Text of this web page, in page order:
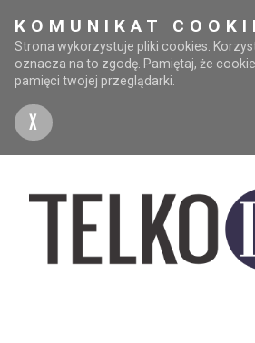
KOMUNIKAT
Strona wykorzystuje pliki cookies.
oznacza na to zgodę. Pamiętaj, że
pamięci twojej przeglądarki.
X